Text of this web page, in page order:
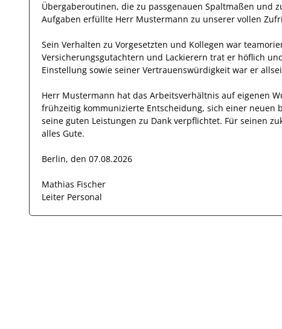
Übergaberoutinen, die zu passgenauen Spaltmaßen und
Aufgaben erfüllte Herr Mustermann zu unserer vollen
Sein Verhalten zu Vorgesetzten und Kollegen war
Versicherungsgutachtern und Lackierern trat er höflich
Einstellung sowie seiner Vertrauenswürdigkeit war er
Herr Mustermann hat das Arbeitsverhältnis auf eigenen
frühzeitig kommunizierte Entscheidung, sich einer
seine guten Leistungen zu Dank verpflichtet. Für seinen
alles Gute.
Berlin, den 07.08.2026
Mathias Fischer
Leiter Personal